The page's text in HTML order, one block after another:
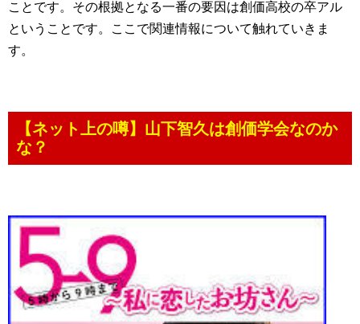
ことです。その根拠となる一番の要因は創価高校の卒アル
ということです。ここで関連情報について触れていきま
す。
【ネット上の噂】山下智久は創価学会なのか
な？